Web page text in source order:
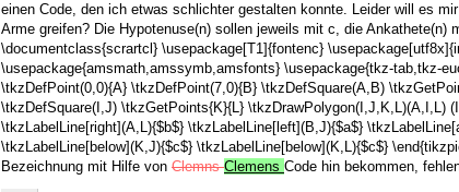
einen Code, den ich etwas schlichter gestalten konnte. Leider will es
Arme greifen? Die Hypotenuse(n) sollen jeweils mit c, die
\documentclass{scrartcl} \usepackage[T1]{fontenc}
\usepackage{amsmath,amssymb,amsfonts} \usepackage{tkz-tab,tkz-
\tkzDefPoint(0,0){A} \tkzDefPoint(7,0){B} \tkzDefSquare(A,B)
\tkzDefSquare(I,J) \tkzGetPoints{K}{L} \tkzDrawPolygon(I,J,K,L)(A,I,L)
\tkzLabelLine[right](A,L){$b$} \tkzLabelLine[left](B,J){$a$}
\tkzLabelLine[below](K,J){$c$} \tkzLabelLine[below](K,L){$c$}
Bezeichnung mit Hilfe von ClemnsClemens Code hin bekommen,